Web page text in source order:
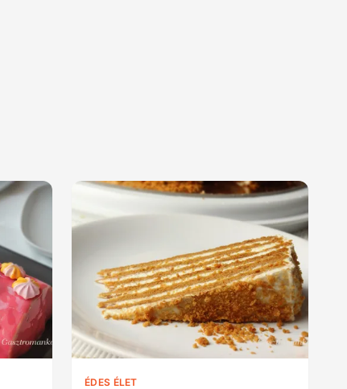
ÉDES ÉLET